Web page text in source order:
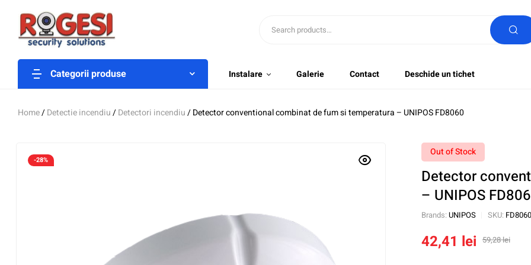
Categorii produse Instalare Galerie Contact Deschide un tichet
Home/Detectie incendiu/Detectori incendiu/ Detector conventional combinat de fum si temperatura – UNIPOS FD8060
-28%
Out of Stock
Detector
– UNIPOS
Brands: UNIPOS SKU: FD8060
59,28lei
42,41 lei